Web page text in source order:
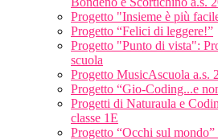
Progetto "Insieme è più
Progetto “Felici di leggere!”
Progetto "Punto di vista":
scuola
Progetto MusicAscuola a.s.
Progetto “Gio-Coding...e
Progetti di Naturaula e
classe 1E
Progetto “Occhi sul